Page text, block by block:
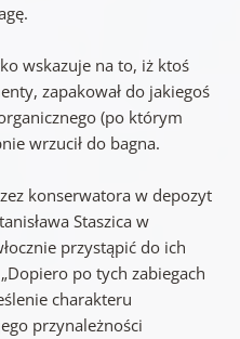
wskazuje na to, iż ktoś
zapakował do jakiegoś
(po którym
wrzucił do bagna.
konserwatora w depozyt
Staszica w
przystąpić do ich
po tych zabiegach
charakteru
przynależności